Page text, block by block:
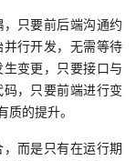
只要前后端沟通约
行开发，无需等待
变更，只要接口与
，只要前端进行变
的提升。
而是只有在运行期